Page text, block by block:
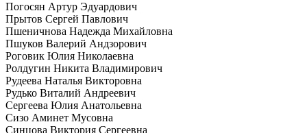
Погосян Артур Эдуардович
Прытов Сергей Павлович
Пшеничнова Надежда Михайловна
Пшуков Валерий Андзорович
Роговик Юлия Николаевна
Ролдугин Никита Владимирович
Рудеева Наталья Викторовна
Рудько Виталий Андреевич
Сергеева Юлия Анатольевна
Сизо Аминет Мусовна
Синцова Виктория Сергеевна